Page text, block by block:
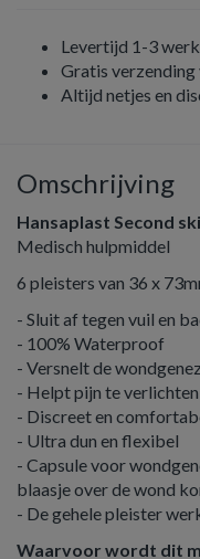
Levertijd 1-3
Gratis verzending
Altijd netjes en
Omschrijving
Hansaplast Second
Medisch hulpmiddel
6 pleisters van 36 x
- Sluit af tegen vuil en
- 100% Waterproof
- Versnelt de
- Helpt pijn te verlichten
- Discreet en
- Ultra dun en flexibel
- Capsule voor
blaasje over de wond
- De gehele pleister
Waarvoor wordt dit